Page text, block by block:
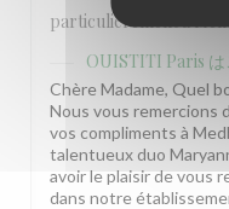
particulièrement à
OUISTITI Paris
Chère Madame, Quel
Nous vous
vos compliments à
talentueux duo
avoir le plaisir de vous
dans notre